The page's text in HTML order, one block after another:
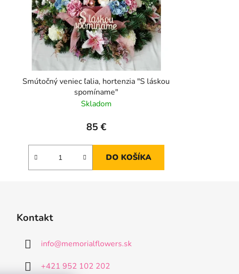
Smútočný veniec ľalia, hortenzia "S láskou
spomíname"
Skladom
85 €
DO KOŠÍKA
Kontakt
info@memorialflowers.sk
+421 952 102 202